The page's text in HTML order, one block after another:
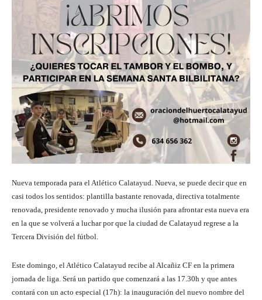
Nueva temporada para el Atlético Calatayud. Nueva, se puede decir que en
casi todos los sentidos: plantilla bastante renovada, directiva totalmente
renovada, presidente renovado y mucha ilusión para afrontar esta nueva era
en la que se volverá a luchar por que la ciudad de Calatayud regrese a la
Tercera División del fútbol.
Este domingo, el Atlético Calatayud recibe al Alcañiz CF en la primera
jornada de liga. Será un partido que comenzará a las 17.30h y que antes
contará con un acto especial (17h): la inauguración del nuevo nombre del